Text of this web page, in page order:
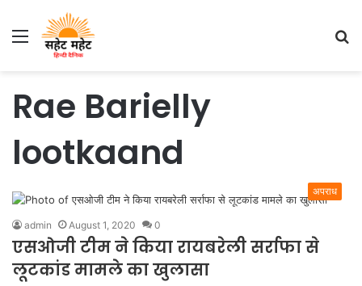
Menu
Rae Barielly
lootkaand
अपराध
admin August 1, 2020 0
एसओजी टीम ने किया रायबरेली सर्राफा से
लूटकांड मामले का खुलासा